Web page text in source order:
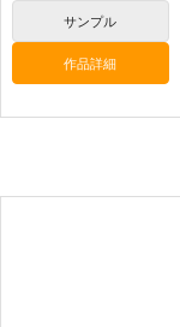
空フラスコ
サンプル
作品詳細